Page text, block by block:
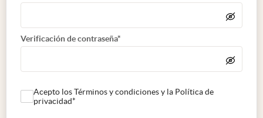
Verificación de contraseña*
Acepto los Términos y condiciones y la Política de
privacidad*